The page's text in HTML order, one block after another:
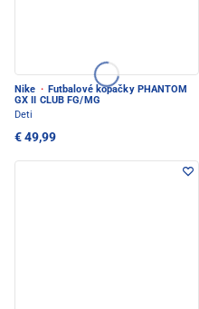
Nike · Futbalové kopačky PHANTOM
GX II CLUB FG/MG
Deti
€ 49,99